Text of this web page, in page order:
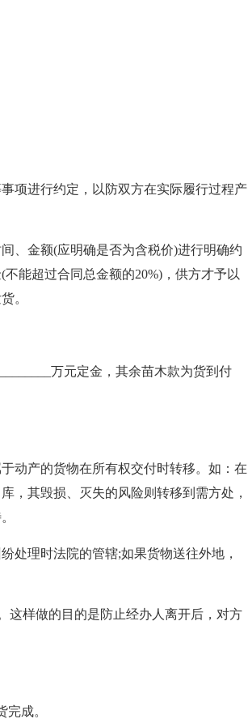
项进行约定，以防双方在实际履行过程产
、金额(应明确是否为含税价)进行明确约
能超过合同总金额的20%)，供方才予以
。
万元定金，其余苗木款为货到付
动产的货物在所有权交付时转移。如：在
，其毁损、灭失的风险则转移到需方处，
处理时法院的管辖;如果货物送往外地，
这样做的目的是防止经办人离开后，对方
完成。